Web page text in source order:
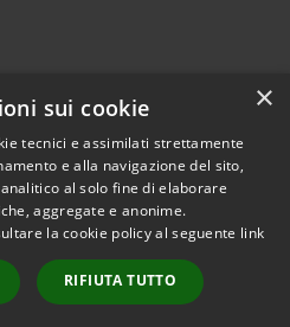
Copyright © 2026 • Comune di
Monticello Brianza • Powered
byMunicipium
Accesso
redazione
×
sui cookie
tecnici e assimilati strettamente
e alla navigazione del sito,
al solo fine di elaborare
aggregate e anonime.
la cookie policy al seguente link
RIFIUTA TUTTO